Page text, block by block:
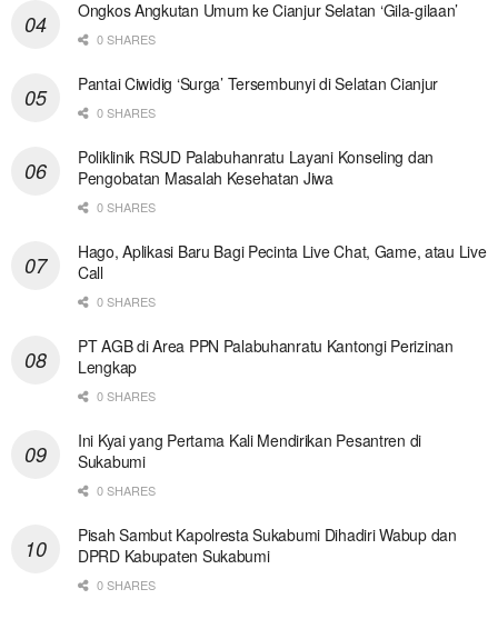
Ongkos Angkutan Umum ke Cianjur Selatan ‘Gila-gilaan’
0 SHARES
Pantai Ciwidig ‘Surga’ Tersembunyi di Selatan Cianjur
0 SHARES
Poliklinik RSUD Palabuhanratu Layani Konseling dan
Pengobatan Masalah Kesehatan Jiwa
0 SHARES
Hago, Aplikasi Baru Bagi Pecinta Live Chat, Game, atau Live
Call
0 SHARES
PT AGB di Area PPN Palabuhanratu Kantongi Perizinan
Lengkap
0 SHARES
Ini Kyai yang Pertama Kali Mendirikan Pesantren di
Sukabumi
0 SHARES
Pisah Sambut Kapolresta Sukabumi Dihadiri Wabup dan
DPRD Kabupaten Sukabumi
0 SHARES